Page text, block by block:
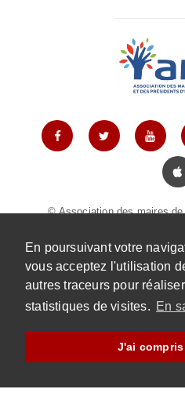
En poursuivant votre
vous acceptez l'utilisation
autres traceurs pour
statistiques de visites. En
J'ai compris
© Association des maires